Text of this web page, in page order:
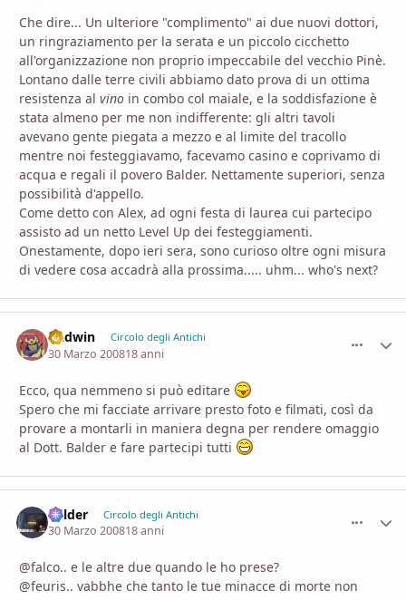
Che dire... Un ulteriore "complimento" ai due nuovi dottori,
un ringraziamento per la serata e un piccolo cicchetto
all'organizzazione non proprio impeccabile del vecchio Pinè.
Lontano dalle terre civili abbiamo dato prova di un ottima
resistenza al vino in combo col maiale, e la soddisfazione è
stata almeno per me non indifferente: gli altri tavoli
avevano gente piegata a mezzo e al limite del tracollo
mentre noi festeggiavamo, facevamo casino e coprivamo di
acqua e regali il povero Balder. Nettamente superiori, senza
possibilità d'appello.
Come detto con Alex, ad ogni festa di laurea cui partecipo
assisto ad un netto Level Up dei festeggiamenti.
Onestamente, dopo ieri sera, sono curioso oltre ogni misura
di vedere cosa accadrà alla prossima..... uhm... who's next?
Gadwin Circolo degli Antichi
30 Marzo 200818 anni
Ecco, qua nemmeno si può editare
Spero che mi facciate arrivare presto foto e filmati, così da
provare a montarli in maniera degna per rendere omaggio
al Dott. Balder e fare partecipi tutti
Balder Circolo degli Antichi
30 Marzo 200818 anni
@falco.. e le altre due quando le ho prese?
@feuris.. vabbhe che tanto le tue minacce di morte non